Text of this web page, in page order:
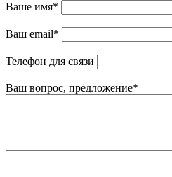
Ваше имя*
Ваш email*
Телефон для связи
Ваш вопрос, предложение*